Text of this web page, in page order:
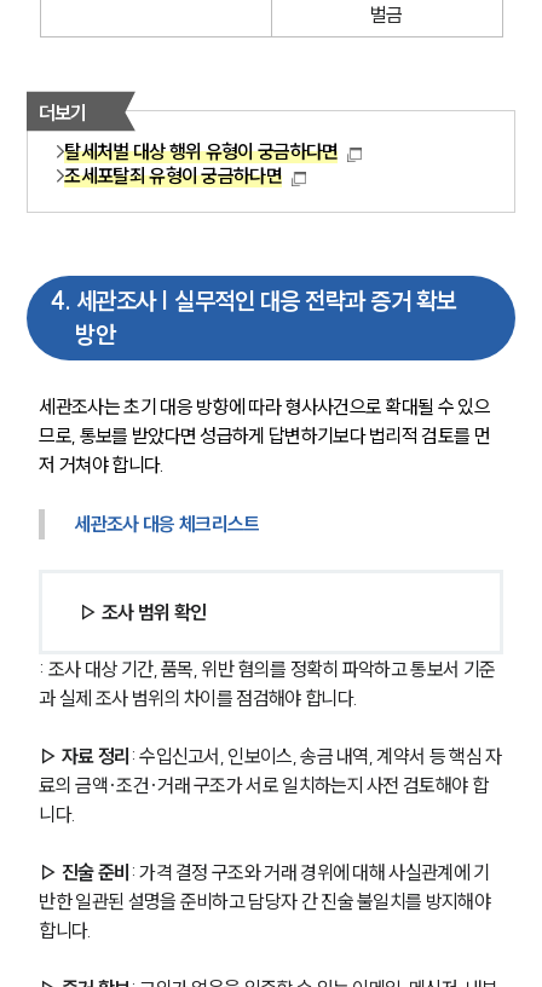
벌금
더보기
탈세처벌 대상 행위 유형이 궁금하다면
조세포탈죄 유형이 궁금하다면
4. 세관조사 | 실무적인 대응 전략과 증거 확보
방안
세관조사는 초기 대응 방향에 따라 형사사건으로 확대될 수 있으
므로, 통보를 받았다면 성급하게 답변하기보다 법리적 검토를 먼
저 거쳐야 합니다.
세관조사 대응 체크리스트
▷ 조사 범위 확인
: 조사 대상 기간, 품목, 위반 혐의를 정확히 파악하고 통보서 기준
과 실제 조사 범위의 차이를 점검해야 합니다.
▷ 자료 정리 : 수입신고서, 인보이스, 송금 내역, 계약서 등 핵심 자
료의 금액·조건·거래 구조가 서로 일치하는지 사전 검토해야 합
니다.
▷ 진술 준비 : 가격 결정 구조와 거래 경위에 대해 사실관계에 기
반한 일관된 설명을 준비하고 담당자 간 진술 불일치를 방지해야
합니다.